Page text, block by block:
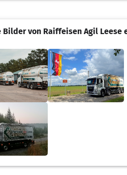
Bilder von Raiffeisen Agil Leese